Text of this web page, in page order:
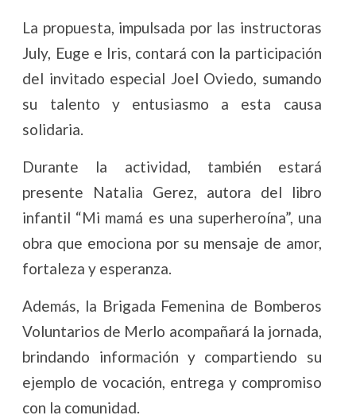
La propuesta, impulsada por las instructoras
July, Euge e Iris, contará con la participación
del invitado especial Joel Oviedo, sumando
su talento y entusiasmo a esta causa
solidaria.
Durante la actividad, también estará
presente Natalia Gerez, autora del libro
infantil “Mi mamá es una superheroína”, una
obra que emociona por su mensaje de amor,
fortaleza y esperanza.
Además, la Brigada Femenina de Bomberos
Voluntarios de Merlo acompañará la jornada,
brindando información y compartiendo su
ejemplo de vocación, entrega y compromiso
con la comunidad.